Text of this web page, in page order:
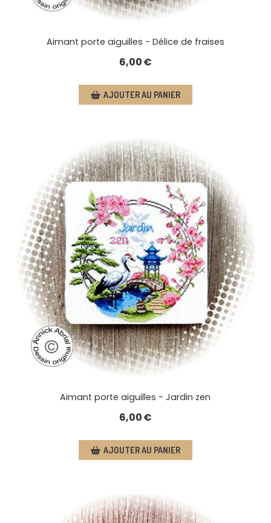
Aimant porte aiguilles - Délice de fraises
6,00€
AJOUTER AU PANIER
Aimant porte aiguilles - Jardin zen
6,00€
AJOUTER AU PANIER